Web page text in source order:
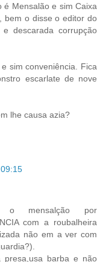
Mensalão e sim Caixa
bem o disse o editor do
descarada corrupção
sim conveniência. Fica
escarlate de nove
lhe causa azia?
o mensalção por
com a roubalheira
não em a ver com
presa,usa barba e não